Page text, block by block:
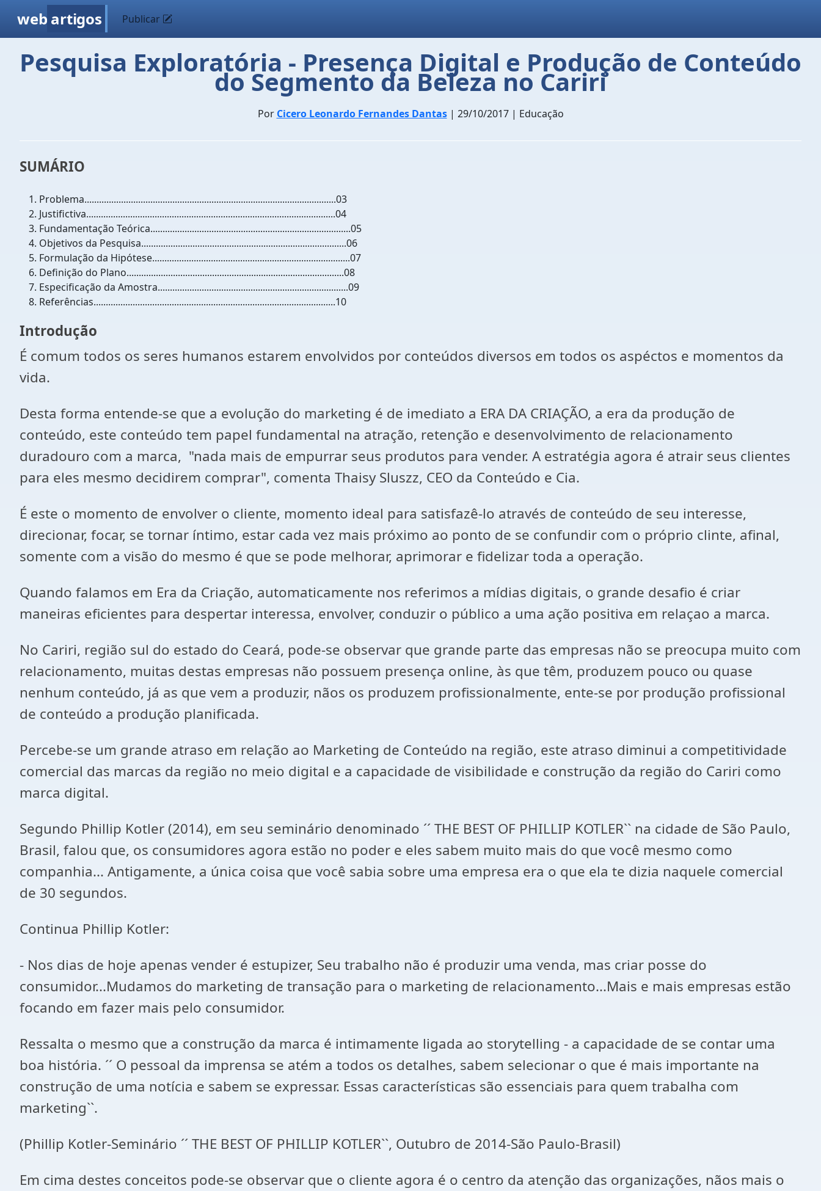
web artigos Publicar
Pesquisa Exploratória - Presença Digital e Produção de Conteúdo
do Segmento da Beleza no Cariri
Por Cicero Leonardo Fernandes Dantas| 29/10/2017 | Educação
SUMÁRIO
Problema.......................................................................................................03
Justifictiva......................................................................................................04
Fundamentação Teórica..................................................................................05
Objetivos da Pesquisa....................................................................................06
Formulação da Hipótese.................................................................................07
Definição do Plano.........................................................................................08
Especificação da Amostra..............................................................................09
Referências...................................................................................................10
Introdução
É comum todos os seres humanos estarem envolvidos por conteúdos diversos em todos os aspéctos e momentos da
vida.
Desta forma entende-se que a evolução do marketing é de imediato a ERA DA CRIAÇÃO, a era da produção de
conteúdo, este conteúdo tem papel fundamental na atração, retenção e desenvolvimento de relacionamento
duradouro com a marca, "nada mais de empurrar seus produtos para vender. A estratégia agora é atrair seus clientes
para eles mesmo decidirem comprar", comenta Thaisy Sluszz, CEO da Conteúdo e Cia.
É este o momento de envolver o cliente, momento ideal para satisfazê-lo através de conteúdo de seu interesse,
direcionar, focar, se tornar íntimo, estar cada vez mais próximo ao ponto de se confundir com o próprio clinte, afinal,
somente com a visão do mesmo é que se pode melhorar, aprimorar e fidelizar toda a operação.
Quando falamos em Era da Criação, automaticamente nos referimos a mídias digitais, o grande desafio é criar
maneiras eficientes para despertar interessa, envolver, conduzir o público a uma ação positiva em relaçao a marca.
No Cariri, região sul do estado do Ceará, pode-se observar que grande parte das empresas não se preocupa muito com
relacionamento, muitas destas empresas não possuem presença online, às que têm, produzem pouco ou quase
nenhum conteúdo, já as que vem a produzir, nãos os produzem profissionalmente, ente-se por produção profissional
de conteúdo a produção planificada.
Percebe-se um grande atraso em relação ao Marketing de Conteúdo na região, este atraso diminui a competitividade
comercial das marcas da região no meio digital e a capacidade de visibilidade e construção da região do Cariri como
marca digital.
Segundo Phillip Kotler (2014), em seu seminário denominado ´´ THE BEST OF PHILLIP KOTLER`` na cidade de São Paulo,
Brasil, falou que, os consumidores agora estão no poder e eles sabem muito mais do que você mesmo como
companhia... Antigamente, a única coisa que você sabia sobre uma empresa era o que ela te dizia naquele comercial
de 30 segundos.
Continua Phillip Kotler:
- Nos dias de hoje apenas vender é estupizer, Seu trabalho não é produzir uma venda, mas criar posse do
consumidor...Mudamos do marketing de transação para o marketing de relacionamento...Mais e mais empresas estão
focando em fazer mais pelo consumidor.
Ressalta o mesmo que a construção da marca é intimamente ligada ao storytelling - a capacidade de se contar uma
boa história. ´´ O pessoal da imprensa se atém a todos os detalhes, sabem selecionar o que é mais importante na
construção de uma notícia e sabem se expressar. Essas características são essenciais para quem trabalha com
marketing``.
(Phillip Kotler-Seminário ´´ THE BEST OF PHILLIP KOTLER``, Outubro de 2014-São Paulo-Brasil)
Em cima destes conceitos pode-se observar que o cliente agora é o centro da atenção das organizações, nãos mais o